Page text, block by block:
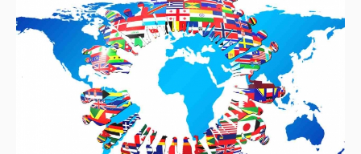
2017
A.H Nasution
Aal Usul Teroris
Abad Modern